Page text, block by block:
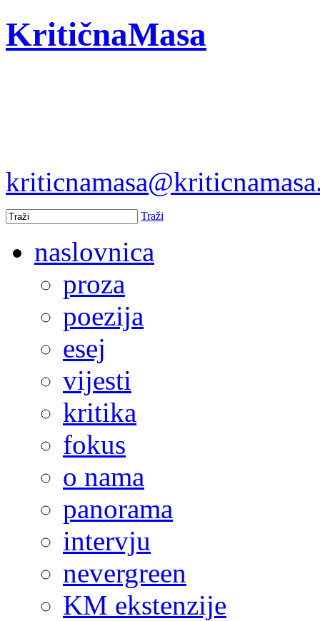
KritičnaMasa
Traži
naslovnica
proza
poezija
esej
vijesti
kritika
fokus
o nama
panorama
intervju
nevergreen
KM ekstenzije